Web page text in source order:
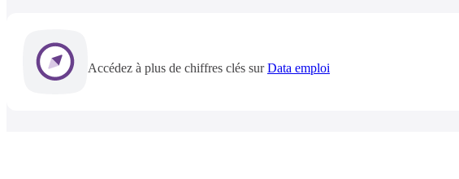
Accédez à plus de chiffres clés surData emploi